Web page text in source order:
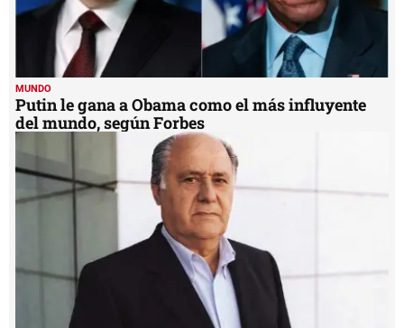
MUNDO
Putin le gana a Obama como el más influyente
del mundo, según Forbes